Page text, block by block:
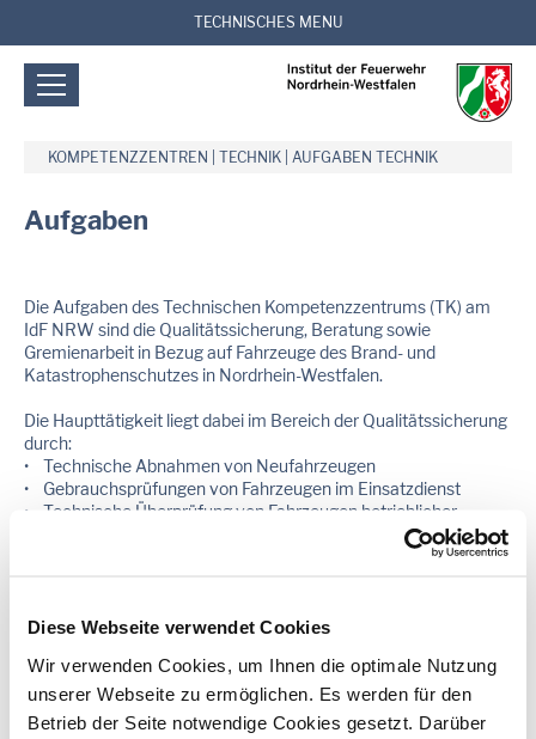
Diese Webseite verwendet Cookies
Wir verwenden Cookies, um Ihnen die optimale Nutzung
unserer Webseite zu ermöglichen. Es werden für den
Betrieb der Seite notwendige Cookies gesetzt. Darüber
TECHNISCHES MENU
KOMPETENZZENTREN TECHNIK AUFGABEN TECHNIK
Aufgaben
Die Aufgaben des Technischen Kompetenzzentrums (TK) am
IdF NRW sind die Qualitätssicherung, Beratung sowie
Gremienarbeit in Bezug auf Fahrzeuge des Brand- und
Katastrophenschutzes in Nordrhein-Westfalen.
Die Haupttätigkeit liegt dabei im Bereich der Qualitätssicherung
durch:
• Technische Abnahmen von Neufahrzeugen
• Gebrauchsprüfungen von Fahrzeugen im Einsatzdienst
• Technische Überprüfung von Fahrzeugen betrieblicher
NEUFAHRZEUGEN
GEBRAUCHSPRÜFUNGEN VON
FAHRZEUGEN IM EINSATZDIENST